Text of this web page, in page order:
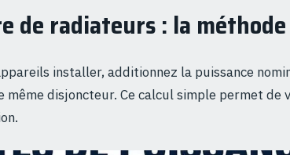
de radiateurs : la
installer, additionnez la puissance
disjoncteur. Ce calcul simple permet de